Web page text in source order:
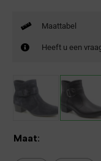
Maattabel
Heeft u een
Maat: